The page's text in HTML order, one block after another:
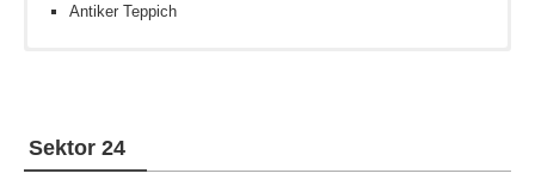
Antiker Teppich
Hellseher III
Sektor 24